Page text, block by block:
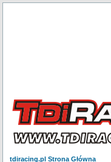
tdiracing.pl Strona Główna